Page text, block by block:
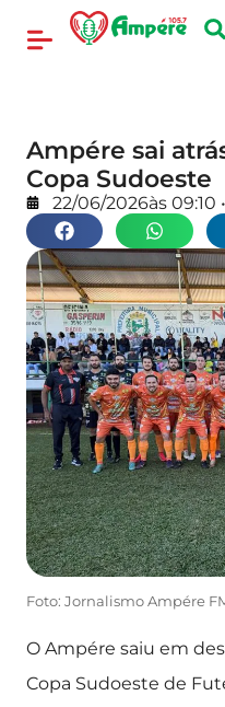
Ampére sai
Copa Sudoeste
22/06/2026às 09:10 •
Foto: Jornalismo Ampére
O Ampére saiu em
Copa Sudoeste de